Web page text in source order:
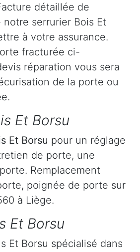
détaillée de
serrurier Bois Et
à votre assurance.
fracturée ci-
réparation vous sera
de la porte ou
Et Borsu
Et Borsu pour un réglage
de porte, une
Remplacement
poignée de porte sur
à Liège.
Et Borsu
Et Borsu spécialisé dans